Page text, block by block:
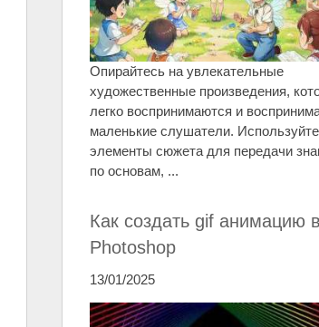
Опирайтесь на увлекательные
художественные произведения,
легко воспринимаются и
маленькие слушатели. Используйте
элементы сюжета для передачи
по основам, ...
Как создать gif анимацию в
Photoshop
13/01/2025